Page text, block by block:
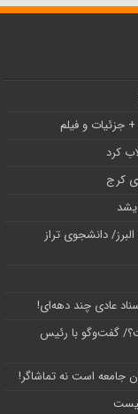
جزئیات و فیلم
دانشجوی تراز
عادی چند‌ دهه‌ای!
گفت‌وگو با رئیس
جامعه است نه تماشاگر!